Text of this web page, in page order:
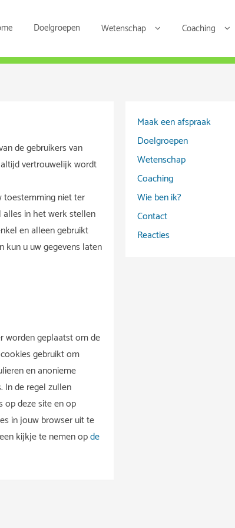
Doelgroepen Wetenschap Coaching
de gebruikers van
vertrouwelijk wordt
toestemming niet ter
alles in het werk stellen
en alleen gebruikt
kun u uw gegevens laten
worden geplaatst om de
gebruikt om
en anonieme
In de regel zullen
op deze site en op
in jouw browser uit te
kijkje te nemen opde
Maak een afspraak
Doelgroepen
Wetenschap
Coaching
Wie ben ik?
Contact
Reacties